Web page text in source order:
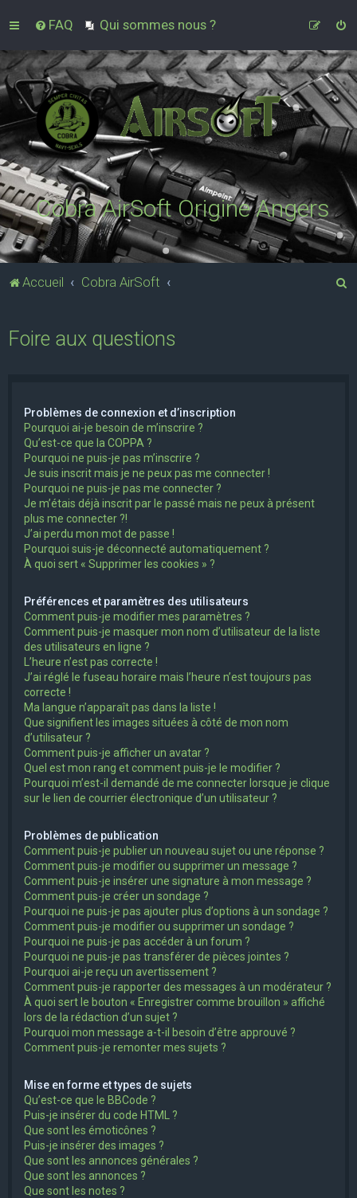
FAQ Qui sommes nous ?
Cobra AirSoft Origine Angers
Accueil Cobra AirSoft
Foire aux questions
Problèmes de connexion et d’inscription
Pourquoi ai-je besoin de m’inscrire ?
Qu’est-ce que la COPPA ?
Pourquoi ne puis-je pas m’inscrire ?
Je suis inscrit mais je ne peux pas me connecter !
Pourquoi ne puis-je pas me connecter ?
Je m’étais déjà inscrit par le passé mais ne peux à présent
plus me connecter ?!
J’ai perdu mon mot de passe !
Pourquoi suis-je déconnecté automatiquement ?
À quoi sert « Supprimer les cookies » ?
Préférences et paramètres des utilisateurs
Comment puis-je modifier mes paramètres ?
Comment puis-je masquer mon nom d’utilisateur de la liste
des utilisateurs en ligne ?
L’heure n’est pas correcte !
J’ai réglé le fuseau horaire mais l’heure n’est toujours pas
correcte !
Ma langue n’apparaît pas dans la liste !
Que signifient les images situées à côté de mon nom
d’utilisateur ?
Comment puis-je afficher un avatar ?
Quel est mon rang et comment puis-je le modifier ?
Pourquoi m’est-il demandé de me connecter lorsque je clique
sur le lien de courrier électronique d’un utilisateur ?
Problèmes de publication
Comment puis-je publier un nouveau sujet ou une réponse ?
Comment puis-je modifier ou supprimer un message ?
Comment puis-je insérer une signature à mon message ?
Comment puis-je créer un sondage ?
Pourquoi ne puis-je pas ajouter plus d’options à un sondage ?
Comment puis-je modifier ou supprimer un sondage ?
Pourquoi ne puis-je pas accéder à un forum ?
Pourquoi ne puis-je pas transférer de pièces jointes ?
Pourquoi ai-je reçu un avertissement ?
Comment puis-je rapporter des messages à un modérateur ?
À quoi sert le bouton « Enregistrer comme brouillon » affiché
lors de la rédaction d’un sujet ?
Pourquoi mon message a-t-il besoin d’être approuvé ?
Comment puis-je remonter mes sujets ?
Mise en forme et types de sujets
Qu’est-ce que le BBCode ?
Puis-je insérer du code HTML ?
Que sont les émoticônes ?
Puis-je insérer des images ?
Que sont les annonces générales ?
Que sont les annonces ?
Que sont les notes ?